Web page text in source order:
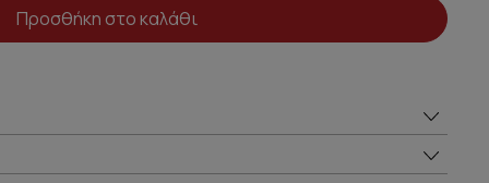
Προσθήκη στο καλάθι